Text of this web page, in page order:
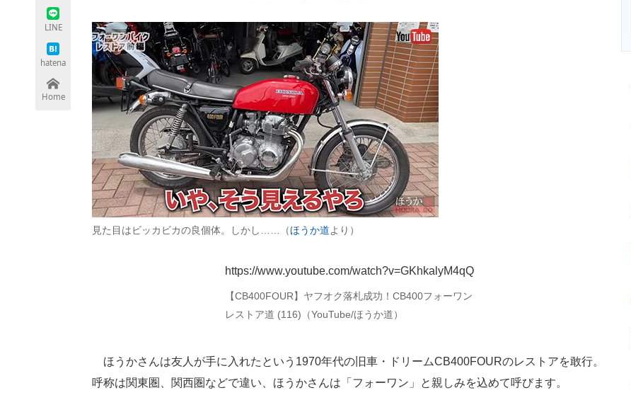
LINE
hatena
Home
見た目はビッカビカの良個体。しかし……（ほうか道より）
https://www.youtube.com/watch?v=GKhkalyM4qQ
【CB400FOUR】ヤフオク落札成功！CB400フォーワン
レストア道 (116)（YouTube/ほうか道）
ほうかさんは友人が手に入れたという1970年代の旧車・ドリームCB400FOURのレストアを敢行。
呼称は関東圏、関西圏などで違い、ほうかさんは「フォーワン」と親しみを込めて呼びます。